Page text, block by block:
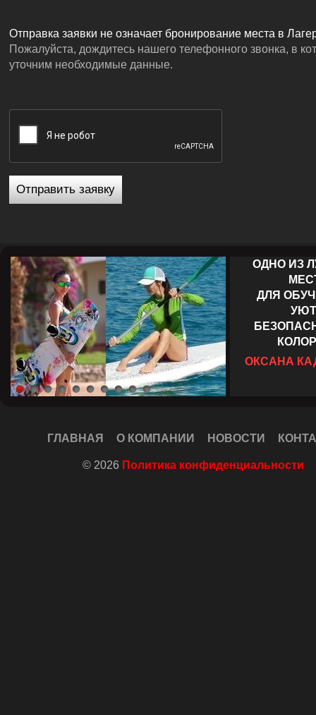
Отправка заявки не означает бронирование места в
Пожалуйста, дождитесь нашего телефонного звонка, в
уточним необходимые данные.
ОДНО ИЗ
ДЛЯ
ОКСАНА
ГЛАВНАЯ О КОМПАНИИ НОВОСТИ
© 2026 Политика конфиденциальности